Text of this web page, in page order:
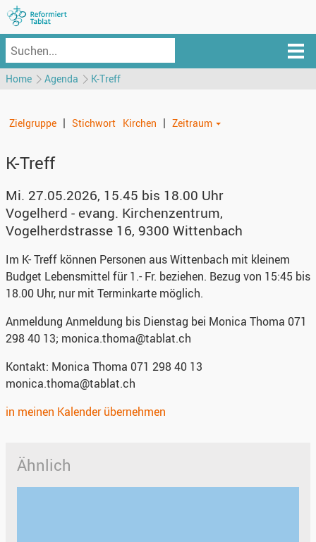
Home Agenda K-Treff
Zielgruppe | Stichwort Kirchen | Zeitraum
K-Treff
Mi. 27.05.2026, 15.45 bis 18.00 Uhr
Vogelherd - evang. Kirchenzentrum,
Vogelherdstrasse 16, 9300 Wittenbach
Im K- Treff können Personen aus Wittenbach mit kleinem
Budget Lebensmittel für 1.- Fr. beziehen. Bezug von 15:45 bis
18.00 Uhr, nur mit Terminkarte möglich.
Anmeldung Anmeldung bis Dienstag bei Monica Thoma 071
298 40 13; monica.thoma@tablat.ch
Kontakt: Monica Thoma 071 298 40 13
monica.thoma@tablat.ch
in meinen Kalender übernehmen
Ähnlich